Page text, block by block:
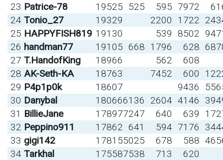
23 Patrice-78 19525 525 595 7972
24 Tonio_27 19329 2200 1722
25 HAPPYFISH819 19130 539 8502
26 handman77 19105 668 1796 628
27 T.HandofKing 18966 562
608
28 AK-Seth-KA 18763 7452 600
29 P4p1p0k 18607 9436
30 Danybal 180666136 2604 4146
31 BillieJane 178977247 640 639
32 Peppino911 17862 641 594 7176
33 gigi142 178155025 678 588
34 Tarkhal 175587538 713
620